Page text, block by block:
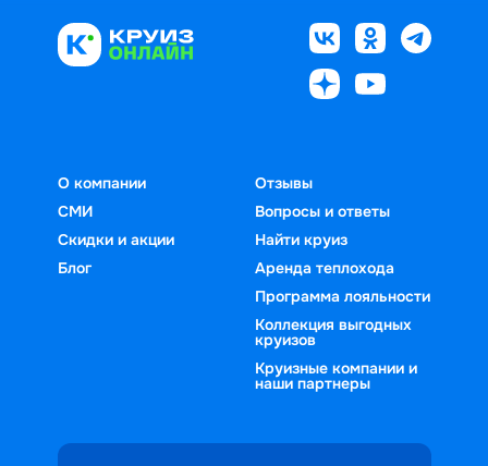
О компании
СМИ
Скидки и акции
Блог
Отзывы
Вопросы и ответы
Найти круиз
Аренда теплохода
Программа лояльности
Коллекция выгодных
круизов
Круизные компании и
наши партнеры